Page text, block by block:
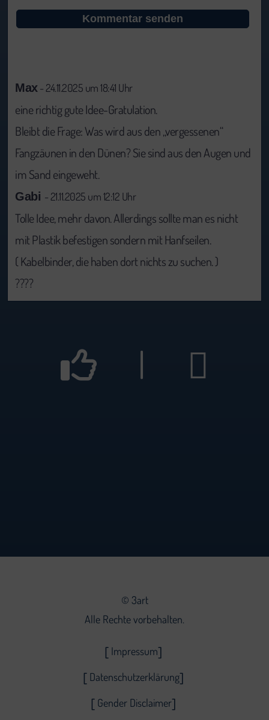
Max - 24.11.2025 um 18:41 Uhr
eine richtig gute Idee-Gratulation.
Bleibt die Frage: Was wird aus den „vergessenen“
Fangzäunen in den Dünen? Sie sind aus den Augen und
im Sand eingeweht.
Gabi - 21.11.2025 um 12:12 Uhr
Tolle Idee, mehr davon. Allerdings sollte man es nicht
mit Plastik befestigen sondern mit Hanfseilen.
( Kabelbinder, die haben dort nichts zu suchen. )
????
|
© 3art
Alle Rechte vorbehalten.
Impressum
Datenschutzerklärung
Gender Disclaimer